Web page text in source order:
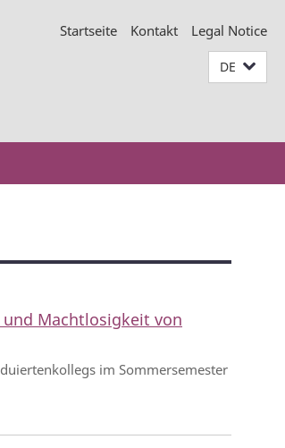
Startseite Kontakt Legal Notice
DE
Machtlosigkeit von
im Sommersemester